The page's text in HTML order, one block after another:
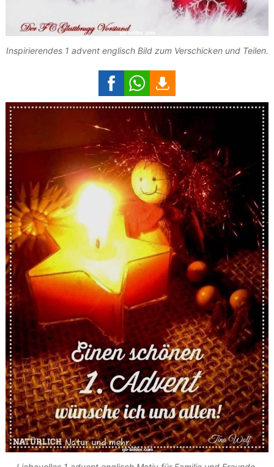
Inspirierendes 1 advent englisch Bild zum Verschicken und Teilen.